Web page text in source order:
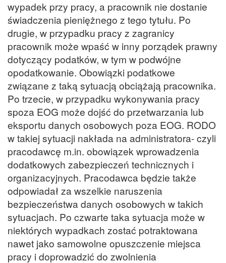
wypadek przy pracy, a pracownik nie dostanie
świadczenia pieniężnego z tego tytułu. Po
drugie, w przypadku pracy z zagranicy
pracownik może wpaść w inny porządek prawny
dotyczący podatków, w tym w podwójne
opodatkowanie. Obowiązki podatkowe
związane z taką sytuacją obciążają pracownika.
Po trzecie, w przypadku wykonywania pracy
spoza EOG może dojść do przetwarzania lub
eksportu danych osobowych poza EOG. RODO
w takiej sytuacji nakłada na administratora- czyli
pracodawcę m.in. obowiązek wprowadzenia
dodatkowych zabezpieczeń technicznych i
organizacyjnych. Pracodawca będzie także
odpowiadał za wszelkie naruszenia
bezpieczeństwa danych osobowych w takich
sytuacjach. Po czwarte taka sytuacja może w
niektórych wypadkach zostać potraktowana
nawet jako samowolne opuszczenie miejsca
pracy i doprowadzić do zwolnienia